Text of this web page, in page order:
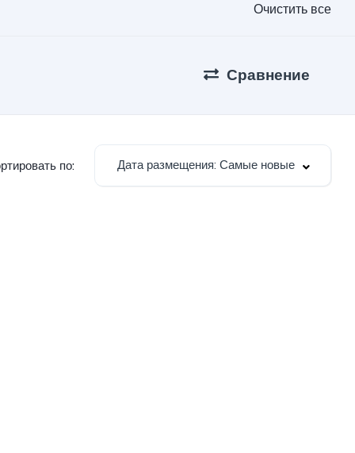
Очистить все
Сравнение
по: Дата размещения: Самые новые